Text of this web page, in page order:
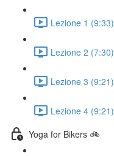
Lezione 1 (9:33)
Lezione 2 (7:30)
Lezione 3 (9:21)
Lezione 4 (9:21)
Yoga for Bikers 🚲